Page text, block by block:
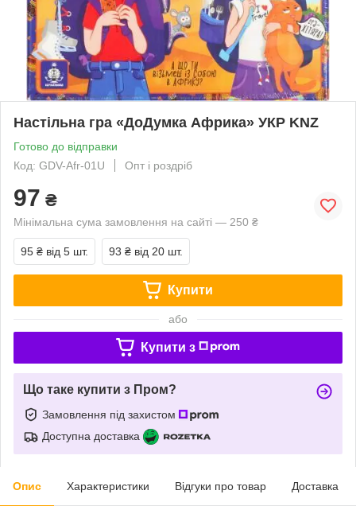
Настільна гра «ДоДумка Африка» УКР KNZ
Готово до відправки
Код: GDV-Afr-01U
Опт і роздріб
97 ₴
Мінімальна сума замовлення на сайті — 250 ₴
95 ₴ від 5 шт. 93 ₴ від 20 шт.
Купити
або
Купити з
Що таке купити з Пром?
Замовлення під захистом
Доступна доставка
Опис Характеристики Відгуки про товар Доставка